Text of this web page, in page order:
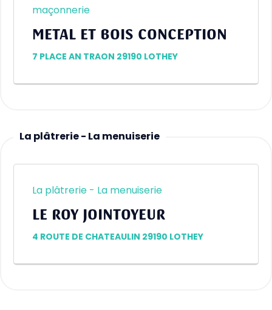
maçonnerie
METAL ET BOIS CONCEPTION
7 PLACE AN TRAON 29190 LOTHEY
La plâtrerie - La menuiserie
La plâtrerie - La menuiserie
LE ROY JOINTOYEUR
4 ROUTE DE CHATEAULIN 29190 LOTHEY